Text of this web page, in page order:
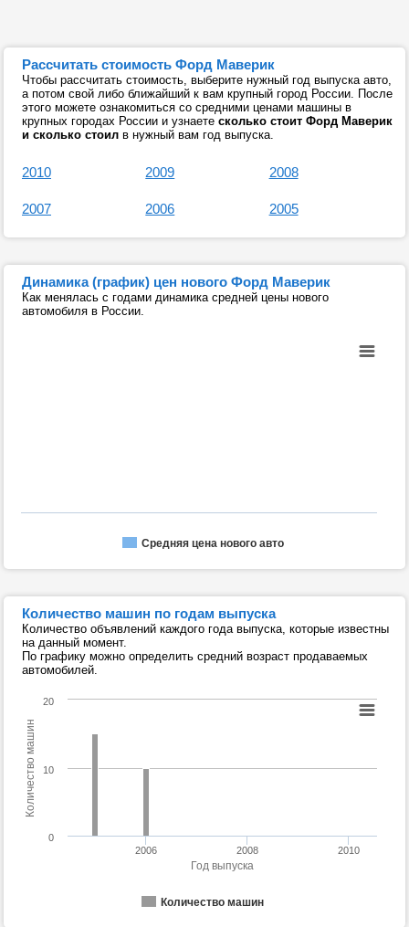
Рассчитать стоимость Форд Маверик
Чтобы рассчитать стоимость, выберите нужный год выпуска авто,
а потом свой либо ближайший к вам крупный город России. После
этого можете ознакомиться со средними ценами машины в
крупных городах России и узнаете сколько стоит Форд Маверик
и сколько стоил в нужный вам год выпуска.
2010 2009 2008
2007 2006 2005
Динамика (график) цен нового Форд Маверик
Как менялась с годами динамика средней цены нового
автомобиля в России.
Средняя цена нового авто
Количество машин по годам выпуска
Количество объявлений каждого года выпуска, которые известны
на данный момент.
По графику можно определить средний возраст продаваемых
автомобилей.
Год выпуска
Количество машин
Количество машин
2006 2008 2010
0
10
20